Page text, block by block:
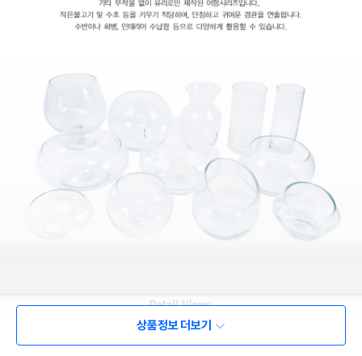
상품정보 더보기